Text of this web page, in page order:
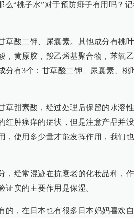
么“桃子水”对于预防痱子有用吗？
酸二钾、尿囊素。其他成分有桃叶
，黄原胶，羧乙烯基聚合物，苯氧
分有3个：甘草酸二钾、尿囊素、桃
草甜素酸，经过处理后保留的水溶
红肿瘙痒的症状，但是注意产品并
，使用多少量才能发挥作用，我们
，经常混迹在抗衰老的化妆品种，
证实的主要作用是保湿。
的，在日本也有很多日本妈妈喜欢